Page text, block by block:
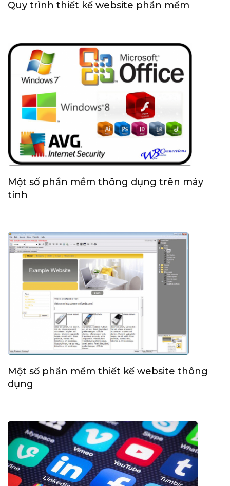
Quy trình thiết kế website phần mềm
Một số phần mềm thông dụng trên máy
tính
Một số phần mềm thiết kế website thông
dụng